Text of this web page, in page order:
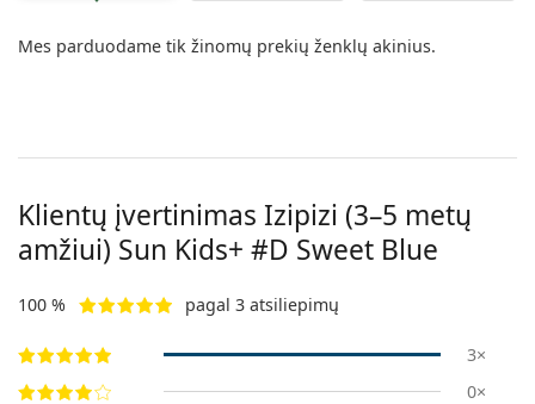
Mes parduodame tik žinomų prekių ženklų akinius.
Klientų įvertinimas Izipizi (3–5 metų
amžiui) Sun Kids+ #D Sweet Blue
100 % pagal 3 atsiliepimų
3×
0×